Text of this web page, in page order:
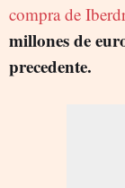
compra de
millones de
precedente.